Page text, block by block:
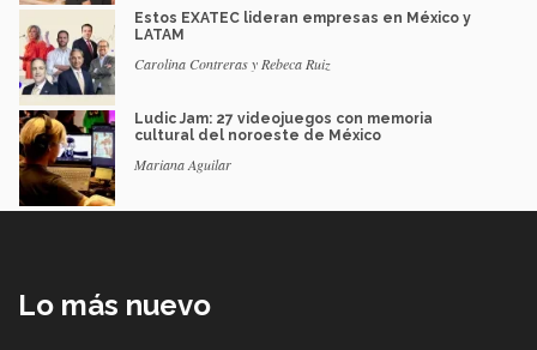
Estos EXATEC lideran empresas en México y
LATAM
Carolina Contreras y Rebeca Ruiz
Ludic Jam: 27 videojuegos con memoria
cultural del noroeste de México
Mariana Aguilar
Lo más nuevo